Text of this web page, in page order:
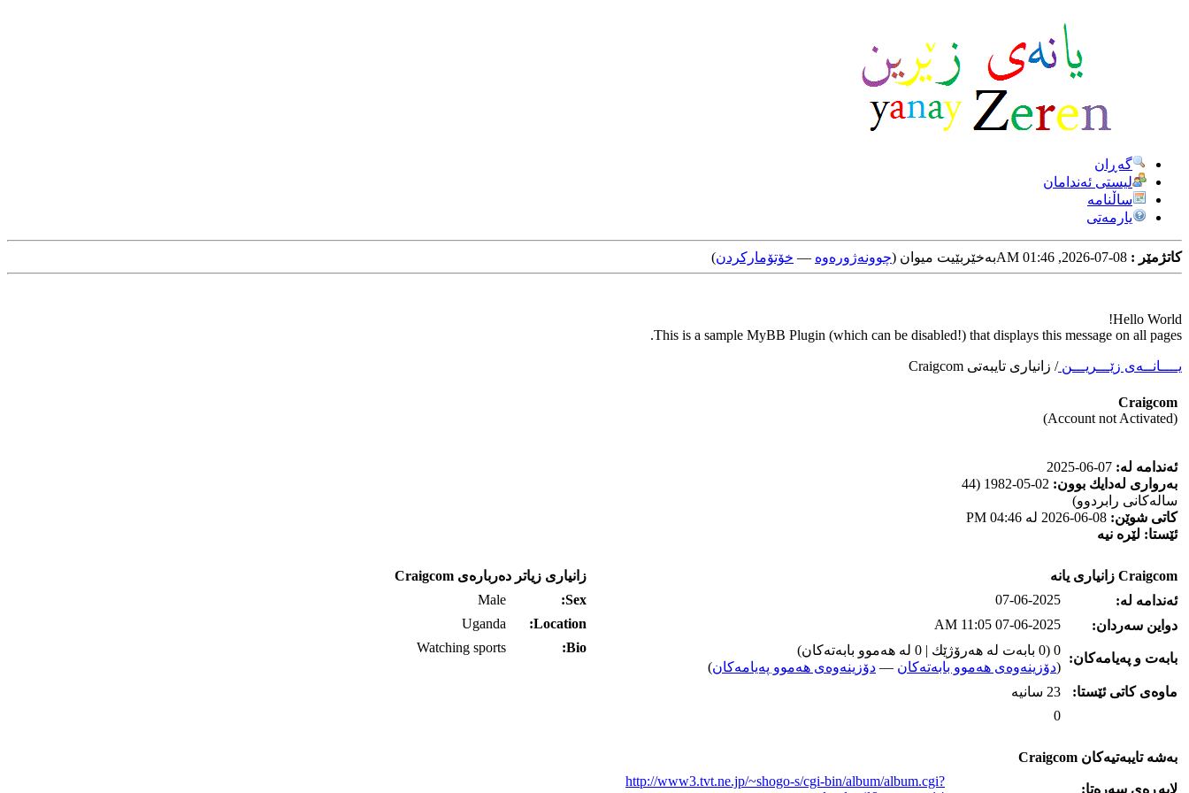
گه‌ڕان
لیستی ئه‌ندامان
ساڵنامه
یارمه‌تی
کاتژمێر : به‌خێربێیت میوان (چوونه‌ژوره‌وه‌ — خۆتۆمارکردن)
Hello World!
This is a sample MyBB Plugin (which can be disabled!) that displays this message on all pages.
یــــانــه‌ی زێـــریـــن/ زانیاری تایبه‌تی Craigcom
Craigcom
(Account not Activated)
ئه‌ندامه‌ له‌:
به‌رواری له‌دایك بوون:
02-05-1982 (44
ساله‌كانی رابردوو)
كاتی شوێن:
ئێستا: لێره‌ نیه‌
Craigcom زانیاری یانه‌
ئه‌ندامه‌ له‌:
07-06-2025
دواین سه‌ردان:
07-06-2025 11:05 AM
بابه‌ت و په‌یامه‌کان:
0 (0 بابه‌ت له‌ هه‌رۆژێك | 0 له‌ هه‌موو بابه‌ته‌كان)
(دۆزینه‌وه‌ی هه‌موو بابه‌ته‌کان — دۆزینه‌وه‌ی هه‌موو په‌یامه‌کان)
ماوه‌ی كاتی ئێستا:
23 سانیه‌
0
به‌شه‌ تایبه‌تیه‌کان Craigcom
لاپه‌ڕه‌ی سه‌ره‌تا:
http://www3.tvt.ne.jp/~shogo-s/cgi-bin/album/album.cgi?
زانیاری زیاتر ده‌رباره‌ی Craigcom
Sex:
Male
Location:
Uganda
Bio:
Watching sports